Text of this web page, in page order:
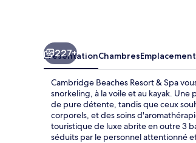
227+
PrésentationChambresEmplacement
Cambridge Beaches Resort & Spa
snorkeling, à la voile et au kayak.
de pure détente, tandis que ceux
corporels, et des soins
touristique de luxe abrite en outre 3
séduits par le personnel attentionné